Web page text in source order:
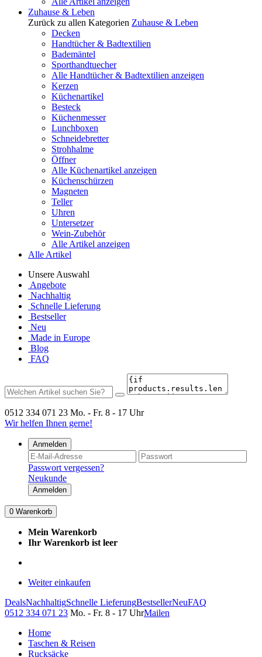
Zuhause & Leben
Zurück zu allen Kategorien Zuhause & Leben
Decken
Handtücher & Badtextilien
Bademäntel
Sporthandtuecher
Alle Handtücher & Badtextilien anzeigen
Kerzen
Küchenartikel
Besteck
Küchenmesser
Lunchboxen
Schneidebretter
Strohhalme
Öffner
Alle Küchenartikel anzeigen
Küchenschürzen
Magneten
Teller
Uhren
Untersetzer
Wein-Zubehör
Alle Artikel anzeigen
Alle Artikel
Unsere Auswahl
Angebote
Nachhaltig
Schnelle Lieferung
Bestseller
Neu
Made in Europe
Blog
FAQ
0512 334 071 23 Mo. - Fr. 8 - 17 Uhr
Wir helfen Ihnen gerne!
Anmelden
Passwort vergessen?
Neukunde
Anmelden
0 Warenkorb
Mein Warenkorb
Ihr Warenkorb ist leer
Weiter einkaufen
DealsNachhaltigSchnelle LieferungBestsellerNeuFAQ
0512 334 071 23 Mo. - Fr. 8 - 17 UhrMailen
Home
Taschen & Reisen
Rucksäcke